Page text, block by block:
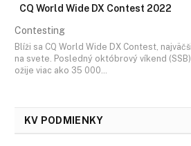
CQ World Wide DX Contest 2022
Contesting
Blíži sa CQ World Wide DX Contest,
na svete. Posledný októbrový víkend
ožije viac ako 35 000…
KV PODMIENKY